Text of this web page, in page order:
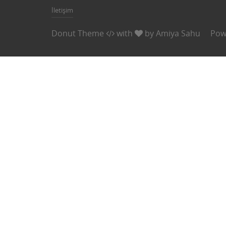
İletişim
Donut Theme with byAmiya Sahu